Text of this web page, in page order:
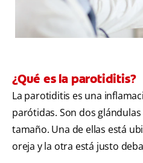
¿Qué es la parotiditis?
La parotiditis es una
parótidas. Son dos
tamaño. Una de ellas está
oreja y la otra está justo